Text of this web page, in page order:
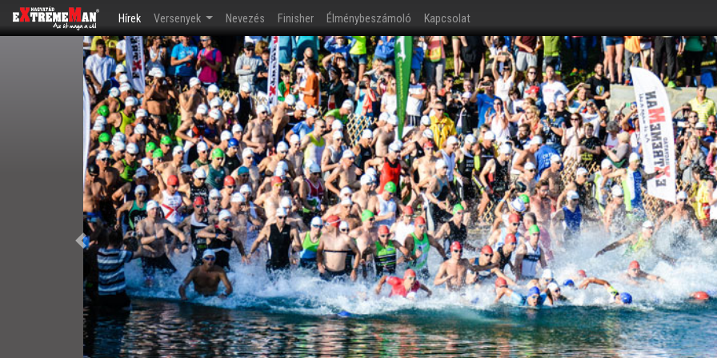
Hírek(current)
Versenyek Nevezés Finisher Élménybeszámoló Kapcsolat
Előző